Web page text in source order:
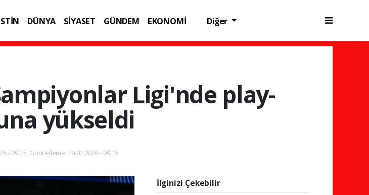
DÜNYA SİYASET GÜNDEM
EKONOMİ
Diğer
Ligi'nde play-
yükseldi
- 09:15, Güncelleme: 29.01.2026 - 09:15
İlginizi Çekebilir